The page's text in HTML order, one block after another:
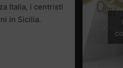
Italia, i centristi
in Sicilia.